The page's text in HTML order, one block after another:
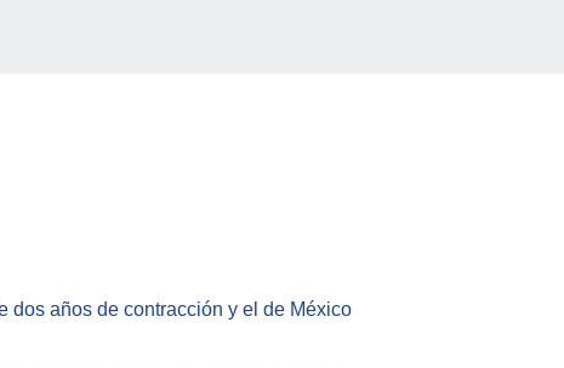
dos años de contracción y el de México